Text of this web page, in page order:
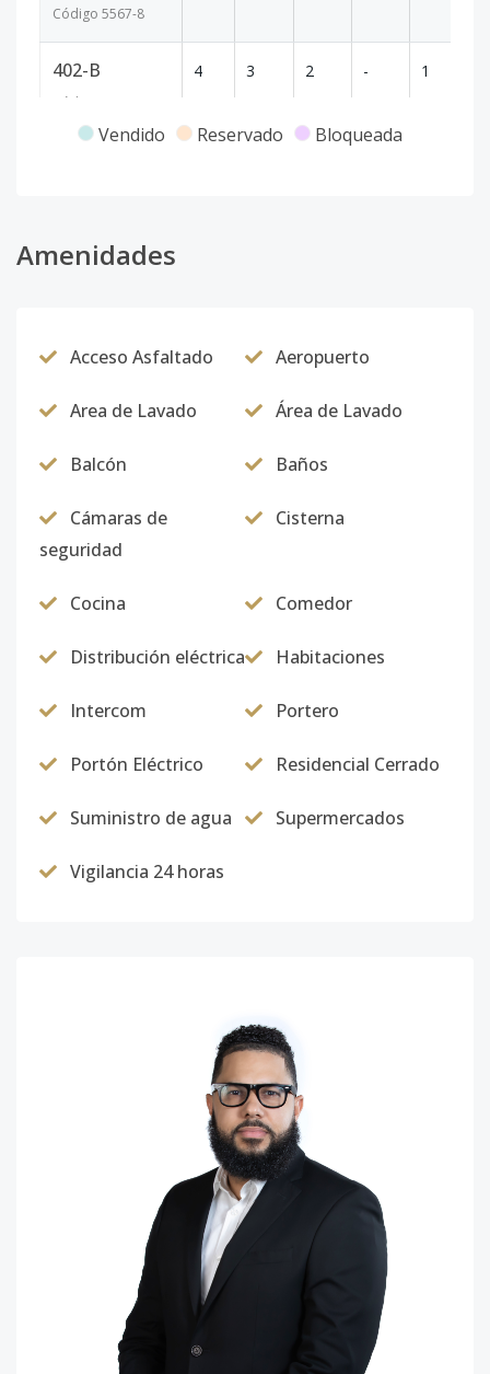
Código 5567-8
402-B
Código
4 3 2 - 1
Vendido Reservado Bloqueada
Amenidades
Acceso Asfaltado Aeropuerto
Area de Lavado Área de Lavado
Balcón Baños
Cámaras de
seguridad
Cisterna
Cocina Comedor
Distribución eléctrica Habitaciones
Intercom Portero
Portón Eléctrico Residencial Cerrado
Suministro de agua Supermercados
Vigilancia 24 horas